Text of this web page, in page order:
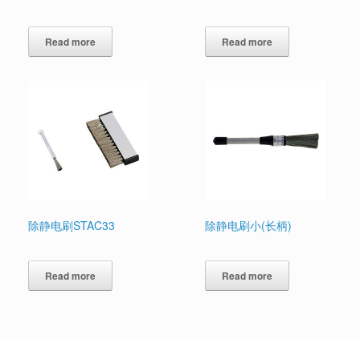
Read more Read more
除静电刷STAC33
Read more
除静电刷小(长柄)
Read more